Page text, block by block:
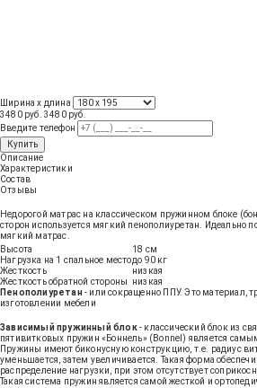
Ширина х длина
3480 руб. 3480 руб.
Введите телефон
Купить
Описание
Характеристики
Состав
Отзывы
Недорогой матрас на классическом пружинном блоке
сторон используется мягкий пенополиуретан. Идеально
мягкий матрас.
Высота
18 см
Нагрузка на 1 спальное местодо 90 кг
Жесткость
низкая
Жесткость обратной стороны
низкая
Пенополиуретан - или сокращенно ППУ. Это материал,
изготовлении мебели
Зависимый пружинный блок- классический блок из
пятивитковых пружин «Боннель» (Bonnel) является
Пружины имеют биконусную конструкцию, т.е. радиус
уменьшается, затем увеличивается. Такая форма
распределение нагрузки, при этом отсутствует
Такая система пружин является самой жесткой и